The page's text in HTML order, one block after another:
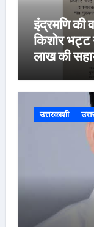
इंद्रमणि की
किशोर भट्ट
लाख की
उत्तरकाशी